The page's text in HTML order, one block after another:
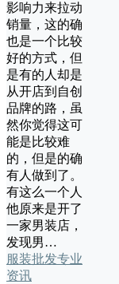
影响力来拉动
销量，这的确
也是一个比较
好的方式，但
是有的人却是
从开店到自创
品牌的路，虽
然你觉得这可
能是比较难
的，但是的确
有人做到了。
有这么一个人
他原来是开了
一家男装店，
发现男…
服装批发专业
资讯